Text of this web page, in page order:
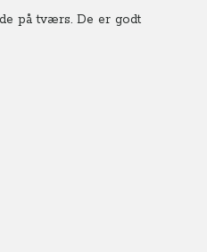
på tværs. De er godt